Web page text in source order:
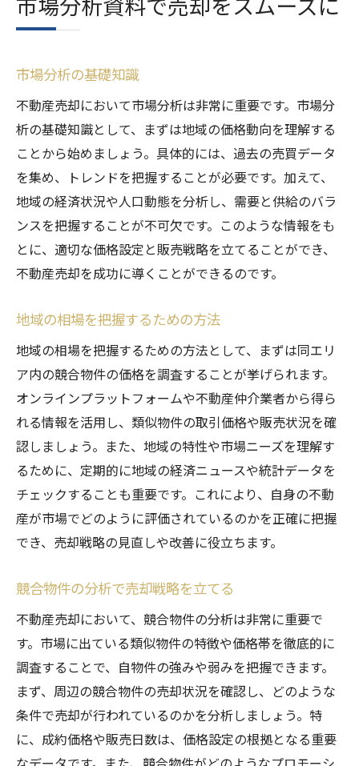
市場分析の基礎知識
不動産売却において市場分析は非常に重要です。市場分
析の基礎知識として、まずは地域の価格動向を理解する
ことから始めましょう。具体的には、過去の売買データ
を集め、トレンドを把握することが必要です。加えて、
地域の経済状況や人口動態を分析し、需要と供給のバラ
ンスを把握することが不可欠です。このような情報をも
とに、適切な価格設定と販売戦略を立てることができ、
不動産売却を成功に導くことができるのです。
地域の相場を把握するための方法
地域の相場を把握するための方法として、まずは同エリ
ア内の競合物件の価格を調査することが挙げられます。
オンラインプラットフォームや不動産仲介業者から得ら
れる情報を活用し、類似物件の取引価格や販売状況を確
認しましょう。また、地域の特性や市場ニーズを理解す
るために、定期的に地域の経済ニュースや統計データを
チェックすることも重要です。これにより、自身の不動
産が市場でどのように評価されているのかを正確に把握
でき、売却戦略の見直しや改善に役立ちます。
競合物件の分析で売却戦略を立てる
不動産売却において、競合物件の分析は非常に重要で
す。市場に出ている類似物件の特徴や価格帯を徹底的に
調査することで、自物件の強みや弱みを把握できます。
まず、周辺の競合物件の売却状況を確認し、どのような
条件で売却が行われているのかを分析しましょう。特
に、成約価格や販売日数は、価格設定の根拠となる重要